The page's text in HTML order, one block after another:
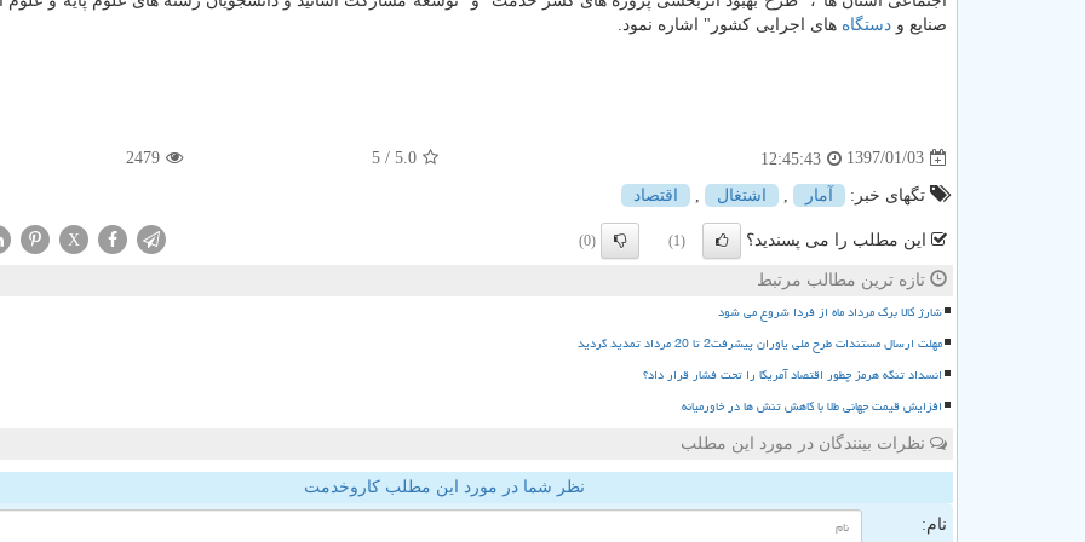
صنایع و دستگاه های اجرایی كشور" اشاره نمود.
1397/01/03
12:45:43
5.0
/ 5
2479
تگهای خبر: آمار اشتغال اقتصاد
این مطلب را می پسندید؟ (1)
(0)
X
تازه ترین مطالب مرتبط
شارژ کالا برگ مرداد ماه از فردا شروع می شود
مهلت ارسال مستندات طرح ملی یاوران پیشرفت2 تا 20 مرداد تمدید گردید
انسداد تنگه هرمز چطور اقتصاد آمریکا را تحت فشار قرار داد؟
افزایش قیمت جهانی طلا با کاهش تنش ها در خاورمیانه
نظرات بینندگان در مورد این مطلب
نظر شما در مورد این مطلب کاروخدمت
نام: